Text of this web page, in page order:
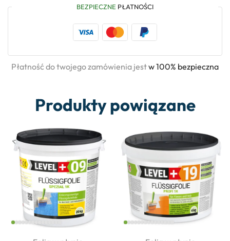
BEZPIECZNE PŁATNOŚCI
Płatność do twojego zamówienia jestw 100% bezpieczna
Produkty powiązane